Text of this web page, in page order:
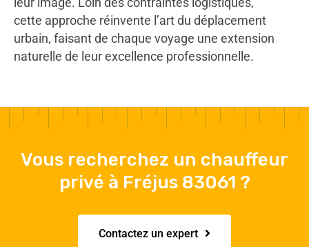
cette approche réinvente l’art du déplacement
urbain, faisant de chaque voyage une extension
naturelle de leur excellence professionnelle.
Vous recherchez un chauffeur
privé à Fréjus 83061 ?
Contactez un expert